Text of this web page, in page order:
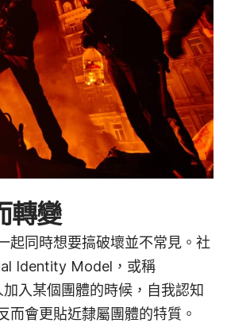
轉變
起同時想要搞破壞並不常見。社
Identity Model，或稱
入某個團體的時候，自我認知
而會更貼近隸屬團體的特質。